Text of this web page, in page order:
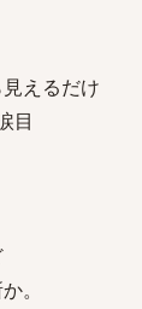
えるだけ
目
。